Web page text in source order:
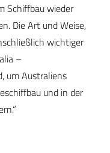
Schiffbau wieder
Die Art und Weise,
wichtiger
–
um Australiens
und in der